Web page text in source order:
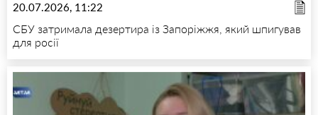
20.07.2026, 11:22
СБУ затримала дезертира із Запоріжжя, який шпигував
для росії